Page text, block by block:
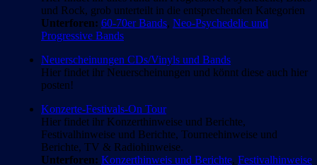
und Rock, grob unterteilt in die entsprechenden Kategorien
Unterforen: 60-70er Bands, Neo-Psychedelic und
Progressive Bands
Neuerscheinungen CDs/Vinyls und Bands
Hier findet ihr Neuerscheinungen und könnt diese auch hier
posten!
Konzerte-Festivals-On Tour
Hier findet ihr Konzerthinweise und Berichte,
Festivalhinweise und Berichte, Tourneehinweise und
Berichte, TV & Radiohinweise.
Unterforen: Konzerthinweis und Berichte, Festivalhinweise